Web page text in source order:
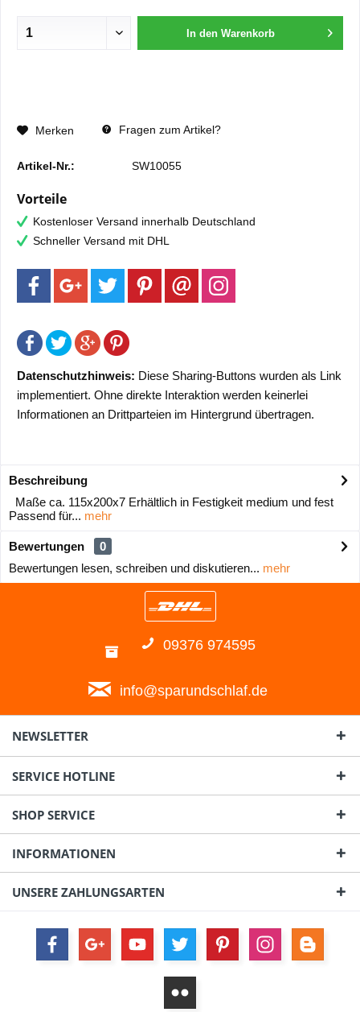
In den Warenkorb
Merken Fragen zum Artikel?
Artikel-Nr.: SW10055
Vorteile
Kostenloser Versand innerhalb Deutschland
Schneller Versand mit DHL
Datenschutzhinweis: Diese Sharing-Buttons wurden als Link
implementiert. Ohne direkte Interaktion werden keinerlei
Informationen an Drittparteien im Hintergrund übertragen.
Beschreibung
Maße ca. 115x200x7 Erhältlich in Festigkeit medium und fest
Passend für... mehr
Bewertungen
0
Bewertungen lesen, schreiben und diskutieren... mehr
09376 974595
info@sparundschlaf.de
NEWSLETTER
SERVICE HOTLINE
SHOP SERVICE
INFORMATIONEN
UNSERE ZAHLUNGSARTEN